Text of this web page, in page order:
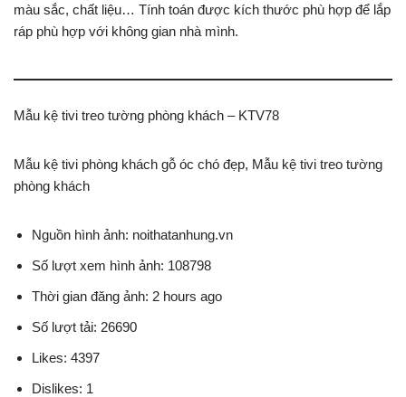
màu sắc, chất liệu… Tính toán được kích thước phù hợp để lắp
ráp phù hợp với không gian nhà mình.
Mẫu kệ tivi treo tường phòng khách – KTV78
Mẫu kệ tivi phòng khách gỗ óc chó đẹp, Mẫu kệ tivi treo tường
phòng khách
Nguồn hình ảnh: noithatanhung.vn
Số lượt xem hình ảnh: 108798
Thời gian đăng ảnh: 2 hours ago
Số lượt tải: 26690
Likes: 4397
Dislikes: 1